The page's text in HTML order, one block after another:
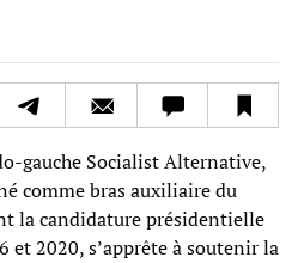
gauche Socialist Alternative,
comme bras auxiliaire du
la candidature présidentielle
et 2020, s’apprête à soutenir la